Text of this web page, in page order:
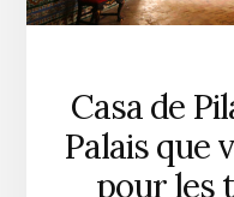
Casa de
Palais que
pour les